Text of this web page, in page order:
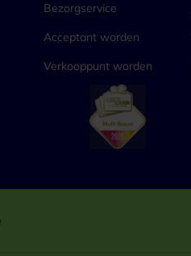
Bezorgservice
Acceptant worden
Verkooppunt worden